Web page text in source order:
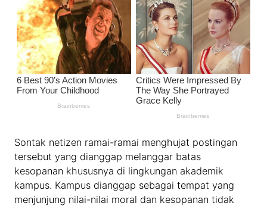
Sontak netizen ramai-ramai menghujat postingan
tersebut yang dianggap melanggar batas
kesopanan khususnya di lingkungan akademik
kampus. Kampus dianggap sebagai tempat yang
menjunjung nilai-nilai moral dan kesopanan tidak